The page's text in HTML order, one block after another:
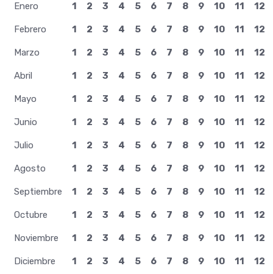
Enero 1 2 3 4 5 6 7 8 9 10 11 12
Febrero 1 2 3 4 5 6 7 8 9 10 11 12
Marzo 1 2 3 4 5 6 7 8 9 10 11 12
Abril 1 2 3 4 5 6 7 8 9 10 11 12
Mayo 1 2 3 4 5 6 7 8 9 10 11 12
Junio 1 2 3 4 5 6 7 8 9 10 11 12
Julio 1 2 3 4 5 6 7 8 9 10 11 12
Agosto 1 2 3 4 5 6 7 8 9 10 11 12
Septiembre 1 2 3 4 5 6 7 8 9 10 11 12
Octubre 1 2 3 4 5 6 7 8 9 10 11 12
Noviembre 1 2 3 4 5 6 7 8 9 10 11 12
Diciembre 1 2 3 4 5 6 7 8 9 10 11 12